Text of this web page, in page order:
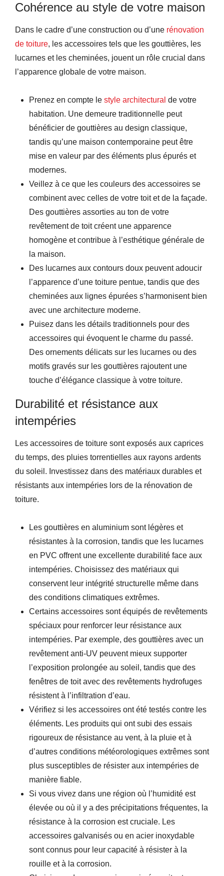
Cohérence au style de votre maison
Dans le cadre d’une construction ou d’une rénovation
de toiture, les accessoires tels que les gouttières, les
lucarnes et les cheminées, jouent un rôle crucial dans
l’apparence globale de votre maison.
Prenez en compte le style architectural de votre
habitation. Une demeure traditionnelle peut
bénéficier de gouttières au design classique,
tandis qu’une maison contemporaine peut être
mise en valeur par des éléments plus épurés et
modernes.
Veillez à ce que les couleurs des accessoires se
combinent avec celles de votre toit et de la façade.
Des gouttières assorties au ton de votre
revêtement de toit créent une apparence
homogène et contribue à l’esthétique générale de
la maison.
Des lucarnes aux contours doux peuvent adoucir
l’apparence d’une toiture pentue, tandis que des
cheminées aux lignes épurées s’harmonisent bien
avec une architecture moderne.
Puisez dans les détails traditionnels pour des
accessoires qui évoquent le charme du passé.
Des ornements délicats sur les lucarnes ou des
motifs gravés sur les gouttières rajoutent une
touche d’élégance classique à votre toiture.
Durabilité et résistance aux
intempéries
Les accessoires de toiture sont exposés aux caprices
du temps, des pluies torrentielles aux rayons ardents
du soleil. Investissez dans des matériaux durables et
résistants aux intempéries lors de la rénovation de
toiture.
Les gouttières en aluminium sont légères et
résistantes à la corrosion, tandis que les lucarnes
en PVC offrent une excellente durabilité face aux
intempéries. Choisissez des matériaux qui
conservent leur intégrité structurelle même dans
des conditions climatiques extrêmes.
Certains accessoires sont équipés de revêtements
spéciaux pour renforcer leur résistance aux
intempéries. Par exemple, des gouttières avec un
revêtement anti-UV peuvent mieux supporter
l’exposition prolongée au soleil, tandis que des
fenêtres de toit avec des revêtements hydrofuges
résistent à l’infiltration d’eau.
Vérifiez si les accessoires ont été testés contre les
éléments. Les produits qui ont subi des essais
rigoureux de résistance au vent, à la pluie et à
d’autres conditions météorologiques extrêmes sont
plus susceptibles de résister aux intempéries de
manière fiable.
Si vous vivez dans une région où l’humidité est
élevée ou où il y a des précipitations fréquentes, la
résistance à la corrosion est cruciale. Les
accessoires galvanisés ou en acier inoxydable
sont connus pour leur capacité à résister à la
rouille et à la corrosion.